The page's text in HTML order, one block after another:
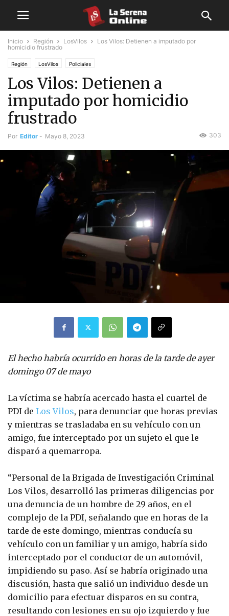
Inicio Región LosVilos
Los Vilos: Detienen a imputado por
homicidio frustrado
Región LosVilos Policiales
Los Vilos: Detienen a
imputado por homicidio
frustrado
Por Editor - Mayo 8, 2023 303
El hecho habría ocurrido en horas de la tarde de ayer
domingo 07 de mayo
La víctima se habría acercado hasta el cuartel de
PDI de Los Vilos, para denunciar que horas previas
y mientras se trasladaba en su vehículo con un
amigo, fue interceptado por un sujeto el que le
disparó a quemarropa.
“Personal de la Brigada de Investigación Criminal
Los Vilos, desarrolló las primeras diligencias por
una denuncia de un hombre de 29 años, en el
complejo de la PDI, señalando que en horas de la
tarde de este domingo, mientras conducía su
vehículo con un familiar y un amigo, habría sido
interceptado por el conductor de un automóvil,
impidiendo su paso. Así se habría originado una
discusión, hasta que salió un individuo desde un
domicilio para efectuar disparos en su contra,
resultando con lesiones en su ojo izquierdo y fue